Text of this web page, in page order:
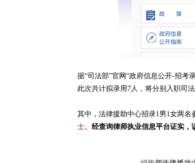
据“司法部”官网“政府信息公开-招考
此次共计拟录用7人，将分别入职司
其中，法律援助中心招录1男1女两名
士。 经查询律师执业信息平台证实，